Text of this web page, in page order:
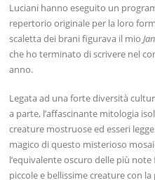
Luciani hanno eseguito un
repertorio originale per la loro
scaletta dei brani figurava il mio
che ho terminato di scrivere nel
anno.
Legata ad una forte diversità
a parte, l’affascinante mitologia
creature mostruose ed esseri
magico di questo misterioso
l’equivalente oscuro delle più
piccole e bellissime creature con